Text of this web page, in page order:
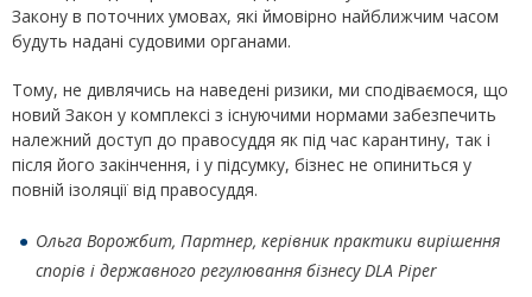
Закону в поточних умовах, які ймовірно найближчим часом
будуть надані судовими органами.
Тому, не дивлячись на наведені ризики, ми сподіваємося, що
новий Закон у комплексі з існуючими нормами забезпечить
належний доступ до правосуддя як під час карантину, так і
після його закінчення, і у підсумку, бізнес не опиниться у
повній ізоляції від правосуддя.
Ольга Ворожбит, Партнер, керівник практики вирішення
спорів і державного регулювання бізнесуDLA Piper